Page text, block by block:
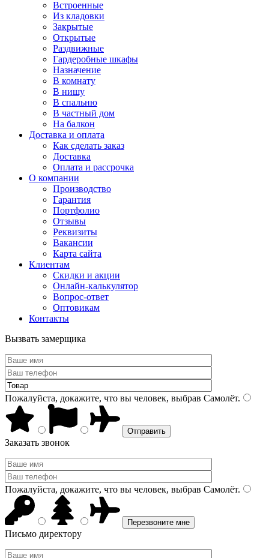
Встроенные
Из кладовки
Закрытые
Открытые
Раздвижные
Гардеробные шкафы
Назначение
В комнату
В нишу
В спальню
В частный дом
На балкон
Доставка и оплата
Как сделать заказ
Доставка
Оплата и рассрочка
О компании
Производство
Гарантия
Портфолио
Отзывы
Реквизиты
Вакансии
Карта сайта
Клиентам
Скидки и акции
Онлайн-калькулятор
Вопрос-ответ
Оптовикам
Контакты
Вызвать замерщика
Пожалуйста, докажите, что вы человек, выбрав Самолёт.
Заказать звонок
Пожалуйста, докажите, что вы человек, выбрав Самолёт.
Письмо директору